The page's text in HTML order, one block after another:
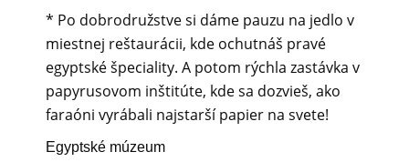
* Po dobrodružstve si dáme pauzu na jedlo v
miestnej reštaurácii, kde ochutnáš pravé
egyptské špeciality. A potom rýchla zastávka v
papyrusovom inštitúte, kde sa dozvieš, ako
faraóni vyrábali najstarší papier na svete!
Egyptské múzeum